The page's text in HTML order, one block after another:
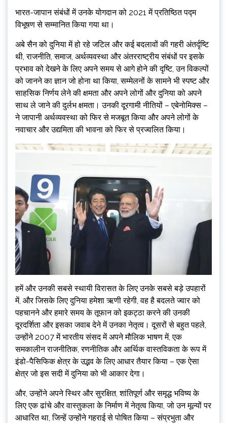
भारत-जापान संबंधों में उनके योगदान को 2021 में प्रतिष्ठित पद्म
विभूषण से सम्मानित किया गया था।
अबे सैन को दुनिया में हो रहे जटिल और कई बदलावों की गहरी अंतर्दृष्टि
थी, राजनीति, समाज, अर्थव्यवस्था और अंतरराष्ट्रीय संबंधों पर इसके
प्रभाव को देखने के लिए अपने समय से आगे होने की दृष्टि, उन विकल्पों
को जानने का ज्ञान जो होना था किया, सम्मेलनों के सामने भी स्पष्ट और
साहसिक निर्णय लेने की क्षमता और अपने लोगों और दुनिया को अपने
साथ ले जाने की दुर्लभ क्षमता। उनकी दूरगामी नीतियों – एबेनोमिक्स –
ने जापानी अर्थव्यवस्था को फिर से मजबूत किया और अपने लोगों के
नवाचार और उद्यमिता की भावना को फिर से प्रज्वलित किया।
हमें और उनकी सबसे स्थायी विरासत के लिए उनके सबसे बड़े उपहारों
में, और जिसके लिए दुनिया हमेशा ऋणी रहेगी, वह है बदलते ज्वार को
पहचानने और हमारे समय के तूफान को इकट्ठा करने की उनकी
दूरदर्शिता और इसका जवाब देने में उनका नेतृत्व। दूसरों से बहुत पहले,
उन्होंने 2007 में भारतीय संसद में अपने मौलिक भाषण में, एक
समकालीन राजनीतिक, रणनीतिक और आर्थिक वास्तविकता के रूप में
इंडो-पैसिफिक क्षेत्र के उद्भव के लिए आधार तैयार किया – एक ऐसा
क्षेत्र जो इस सदी में दुनिया को भी आकार देगा।
और, उन्होंने अपने स्थिर और सुरक्षित, शांतिपूर्ण और समृद्ध भविष्य के
लिए एक ढांचे और वास्तुकला के निर्माण में नेतृत्व किया, जो उन मूल्यों पर
आधारित था, जिन्हें उन्होंने गहराई से पोषित किया – संप्रभुता और